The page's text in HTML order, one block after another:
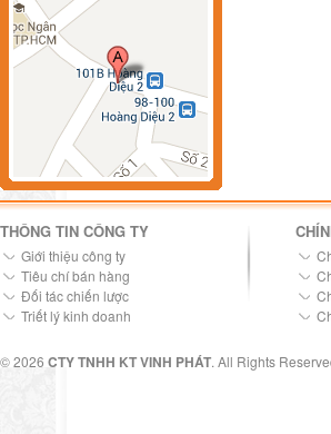
THÔNG TIN CÔNG TY
Giới thiệu công ty
Tiêu chí bán hàng
Đối tác chiến lược
Triết lý kinh doanh
© 2026 CTY TNHH KT VINH PHÁT. All Rights